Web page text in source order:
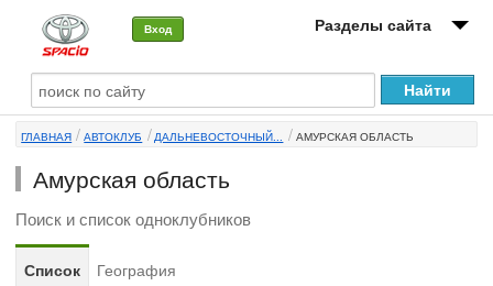
Вход Разделы сайта
О машине
Автоклуб
Форумы
Сервисы и услуги
ГЛАВНАЯ АВТОКЛУБ ДАЛЬНЕВОСТОЧНЫЙ... АМУРСКАЯ ОБЛАСТЬ
Амурская область
Поиск и список одноклубников
Список География